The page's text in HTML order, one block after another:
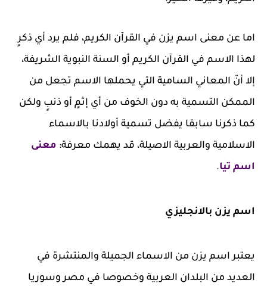
اما عن معنى اسم يزن في القرآن الكريم، فلم يرد أي ذكرٍ
لهذا الاسم في القرآن الكريم أو السنة النبوية الشريفة،
إلا أنّ المعاني السامية التي يحملها الاسم تجعل من
الممكن التسمية به دون الخوف من أي إثمٍ أو ذنبٍ ولكن
كما ذكرنا سابقا يفضل تسمية أولادنا بالاسماء
الاسلامية والعربية الاصيلة، قد يهمك معرفة: معنى
اسم تيا.
اسم يزن بالانجليزي
يعتبر اسم يزن من الاسماء الجميلة والمنتشرة في
العديد من البلدان العربية وخصوصا في مصر وسوريا